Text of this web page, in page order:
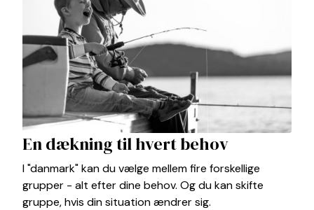
En dækning til hvert behov
I "danmark" kan du vælge mellem fire forskellige
grupper - alt efter dine behov. Og du kan skifte
gruppe, hvis din situation ændrer sig.